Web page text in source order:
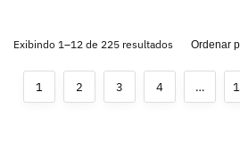
Exibindo 1–12 de 225 resultados
1 2 3 4 …